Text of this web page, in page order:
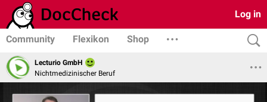
Log in
Community Flexikon Shop
Lecturio GmbH
Nichtmedizinischer Beruf